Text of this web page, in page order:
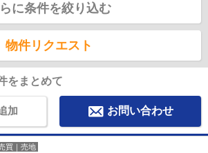
に条件を絞り込む
物件リクエスト
をまとめて
加 お問い合わせ
買｜売地